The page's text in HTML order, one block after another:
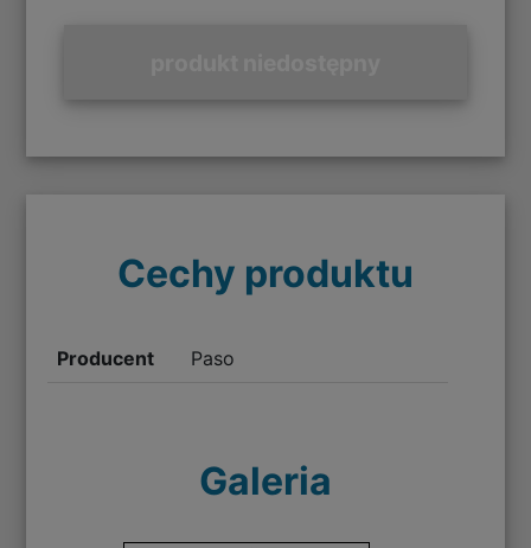
Cechy produktu
Producent Paso
Galeria